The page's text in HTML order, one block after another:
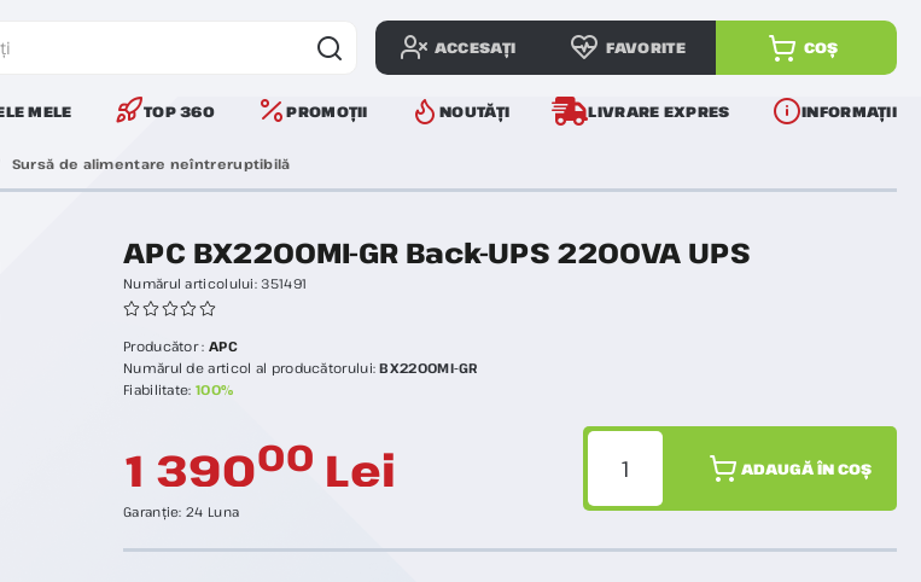
ACCESAȚI FAVORITE COȘ
MELE TOP 360 PROMOȚII NOUTĂȚI LIVRARE EXPRES INFORMAȚII
Sursă de alimentare neîntreruptibilă
APC BX2200MI-GR Back-UPS 2200VA UPS
Numărul articolului:351491
Producător : APC
Numărul de articol al producătorului:BX2200MI-GR
Fiabilitate: 100%
1 39000 Lei
Garanție: 24 Luna
ADAUGĂ ÎN COȘ